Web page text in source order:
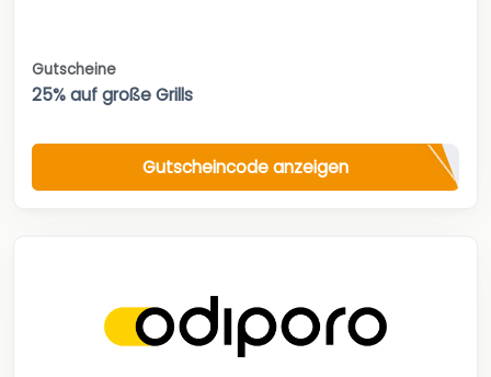
Gutscheine
25% auf große Grills
Gutscheincode anzeigen